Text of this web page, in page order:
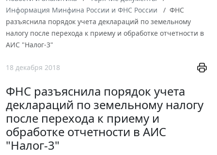
Информация Минфина России и ФНС России
ФНС
разъяснила порядок учета деклараций по земельному
налогу после перехода к приему и обработке отчетности в
АИС "Налог-3"
18 декабря 2018
ФНС разъяснила порядок учета
деклараций по земельному налогу
после перехода к приему и
обработке отчетности в АИС
"Налог-3"